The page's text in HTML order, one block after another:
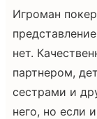
Игроман
нет.
партнером,
сестрами и
него, но если